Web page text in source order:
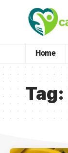
Home
Tag: